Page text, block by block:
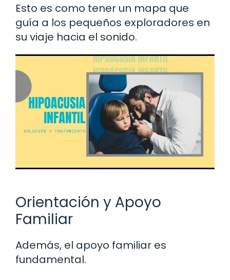
Esto es como tener un mapa que
guía a los pequeños exploradores en
su viaje hacia el sonido.
Orientación y Apoyo
Familiar
Además, el apoyo familiar es
fundamental.